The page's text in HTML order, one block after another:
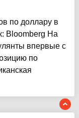
по доллару в
Bloomberg На
впервые с
по